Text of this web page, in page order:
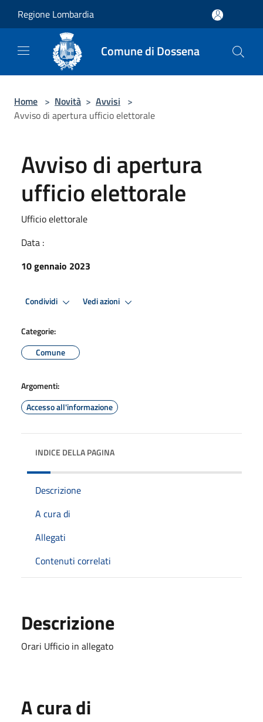
Regione Lombardia
Comune di Dossena
Home > Novità > Avvisi >
Avviso di apertura ufficio elettorale
Avviso di apertura
ufficio elettorale
Ufficio elettorale
Data :
10 gennaio 2023
Condividi Vedi azioni
Categorie:
Comune
Argomenti:
Accesso all'informazione
INDICE DELLA PAGINA
Descrizione
A cura di
Allegati
Contenuti correlati
Descrizione
Orari Ufficio in allegato
A cura di